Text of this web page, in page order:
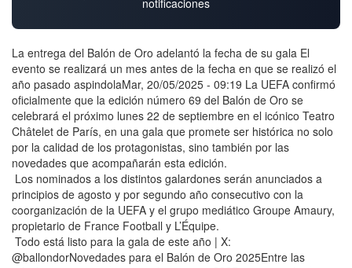
notificaciones
La entrega del Balón de Oro adelantó la fecha de su gala El
evento se realizará un mes antes de la fecha en que se realizó el
año pasado aspindolaMar, 20/05/2025 - 09:19 La UEFA confirmó
oficialmente que la edición número 69 del Balón de Oro se
celebrará el próximo lunes 22 de septiembre en el icónico Teatro
Châtelet de París, en una gala que promete ser histórica no solo
por la calidad de los protagonistas, sino también por las
novedades que acompañarán esta edición.
Los nominados a los distintos galardones serán anunciados a
principios de agosto y por segundo año consecutivo con la
coorganización de la UEFA y el grupo mediático Groupe Amaury,
propietario de France Football y L’Équipe.
Todo está listo para la gala de este año | X:
@ballondorNovedades para el Balón de Oro 2025Entre las